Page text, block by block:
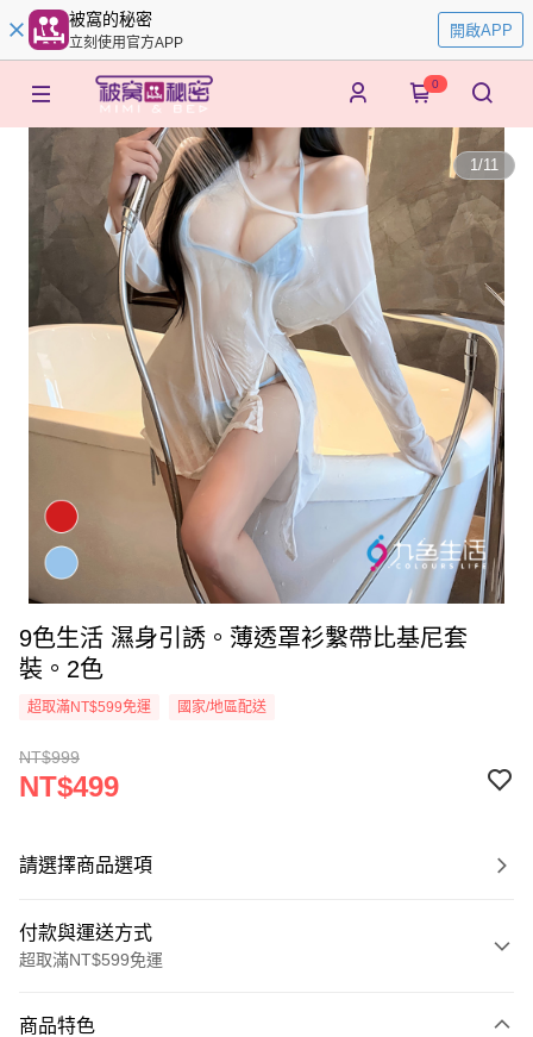
被窩的秘密
立刻使用官方APP
開啟APP
0
1/11
9色生活 濕身引誘。薄透罩衫繫帶比基尼套
裝。2色
超取滿NT$599免運 國家/地區配送
NT$999
NT$499
請選擇商品選項
付款與運送方式
超取滿NT$599免運
商品特色